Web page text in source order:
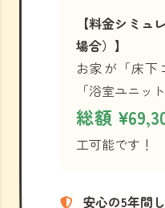
【料金シミュ
場合）】
お家が「床下
「浴室ユニッ
総額
工可能です！
安心の5年間